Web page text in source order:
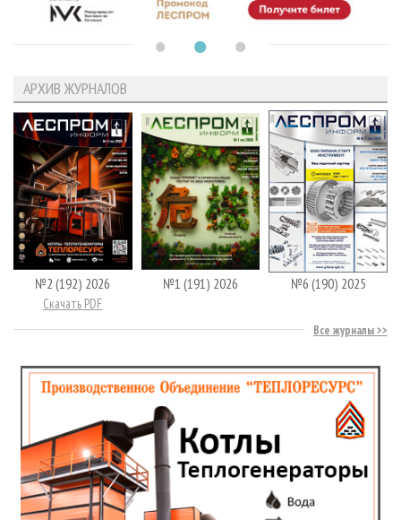
АРХИВ ЖУРНАЛОВ
№2 (192) 2026
Скачать PDF
№1 (191) 2026 №6 (190) 2025
Все журналы